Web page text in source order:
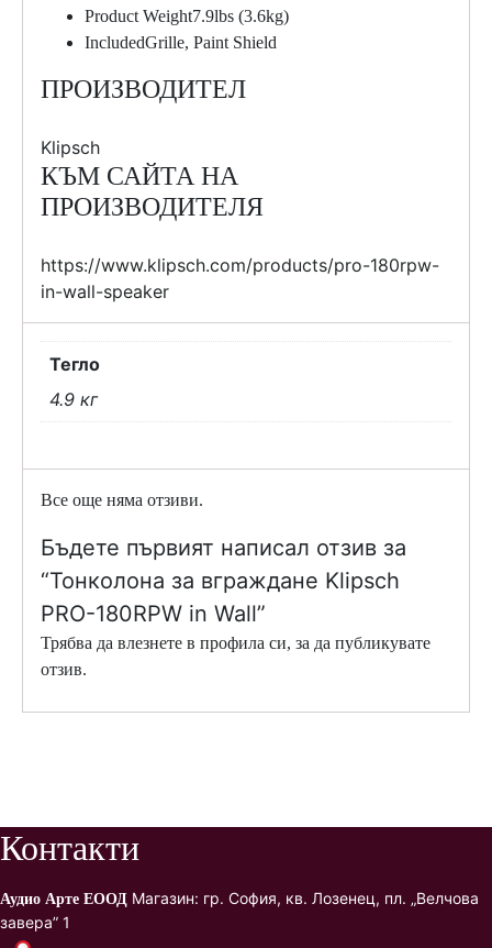
Product Weight7.9lbs (3.6kg)
IncludedGrille, Paint Shield
ПРОИЗВОДИТЕЛ
Klipsch
КЪМ САЙТА НА
ПРОИЗВОДИТЕЛЯ
https://www.klipsch.com/products/pro-180rpw-
in-wall-speaker
Тегло
4.9 кг
Все още няма отзиви.
Бъдете първият написал отзив за
“Тонколона за вграждане Klipsch
PRO-180RPW in Wall”
Трябва да влезнете в профила си, за да публикувате
отзив.
Контакти
Аудио Арте ЕООД Магазин: гр. София, кв. Лозенец, пл. „Велчова
завера” 1